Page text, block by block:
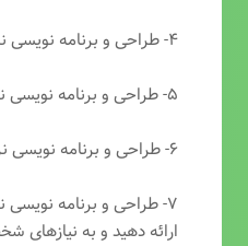
۴- طراحی و برنامه نویسی نرم افزار بانک اطلاعات اشخاص
۵- طراحی و برنامه نویسی نرم افزار بانک اصلاعات خانواده
۶- طراحی و برنامه نویسی نرم افزار جامع آموزشی
۷- طراحی و برنامه نویسی
ارائه دهید و به نیازهای